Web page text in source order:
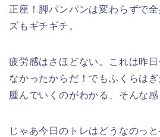
正座！脚パンパンは変わらずで
ズもギチギチ。
疲労感はさほどない。これは昨
なかったからだ！でもふくらは
腫んでいくのがわかる、そんな感
じゃあ今日のトレはどうなのっ